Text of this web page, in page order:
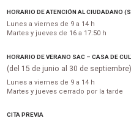
HORARIO DE ATENCIÓN AL CIUDADANO
Lunes a viernes de 9 a 14 h
Martes y jueves de 16 a 17:50 h
HORARIO DE VERANO SAC – CASA DE
(del 15 de junio al 30 de septiembre)
Lunes a viernes de 9 a 14 h
Martes y jueves cerrado por la tarde
CITA PREVIA